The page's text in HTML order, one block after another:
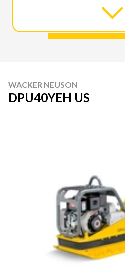
WACKER NEUSON
DPU40YEH US